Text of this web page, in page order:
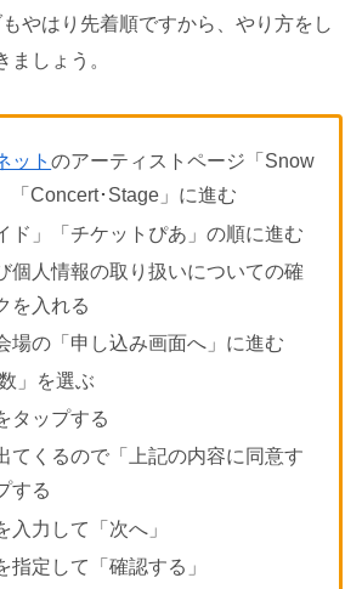
やはり先着順ですから、やり方をし
ましょう。
ットのアーティストページ「Snow
「Concert･Stage」に進む
ド」「チケットぴあ」の順に進む
個人情報の取り扱いについての確
を入れる
場の「申し込み画面へ」に進む
」を選ぶ
タップする
てくるので「上記の内容に同意す
する
入力して「次へ」
指定して「確認する」